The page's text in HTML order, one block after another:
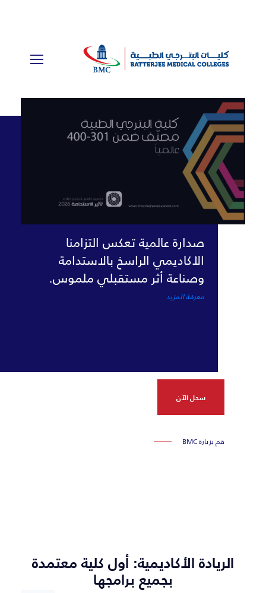
نمكّن المجتمعات ونصنع الفرص
المتكافئة للقضاء على الفقر وتحقيق
التنمية المستدامة.
معرفة المزيد
سجل الآن
قم بزيارة BMC
الريادة الأكاديمية: أول كلية معتمدة
بجميع برامجها